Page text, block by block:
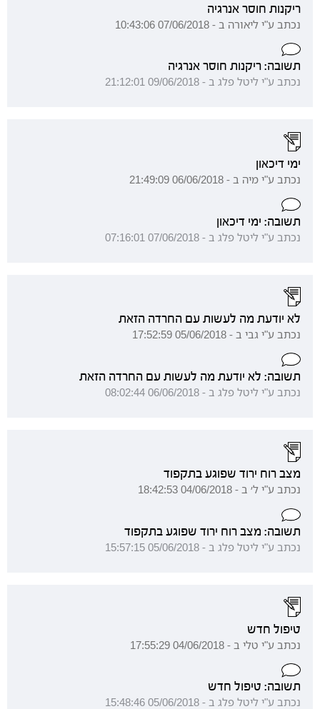
ריקנות חוסר אנרגיה
נכתב ע"י ליאורה ב - 07/06/2018 10:43:06
תשובה: ריקנות חוסר אנרגיה
נכתב ע"י ליטל פלג ב - 09/06/2018 21:12:01
ימי דיכאון
נכתב ע"י מיה ב - 06/06/2018 21:49:09
תשובה: ימי דיכאון
נכתב ע"י ליטל פלג ב - 07/06/2018 07:16:01
לא יודעת מה לעשות עם החרדה הזאת
נכתב ע"י גבי ב - 05/06/2018 17:52:59
תשובה: לא יודעת מה לעשות עם החרדה הזאת
נכתב ע"י ליטל פלג ב - 06/06/2018 08:02:44
מצב רוח ירוד שפוגע בתקפוד
נכתב ע"י ל׳ ב - 04/06/2018 18:42:53
תשובה: מצב רוח ירוד שפוגע בתקפוד
נכתב ע"י ליטל פלג ב - 05/06/2018 15:57:15
טיפול חדש
נכתב ע"י טלי ב - 04/06/2018 17:55:29
תשובה: טיפול חדש
נכתב ע"י ליטל פלג ב - 05/06/2018 15:48:46